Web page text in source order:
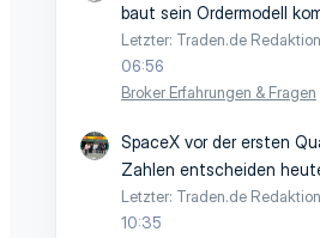
baut sein Ordermodell
Letzter: Traden.de Redaktion
06:56
Broker Erfahrungen & Fragen
SpaceX vor der ersten
Zahlen entscheiden
Letzter: Traden.de Redaktion
10:35